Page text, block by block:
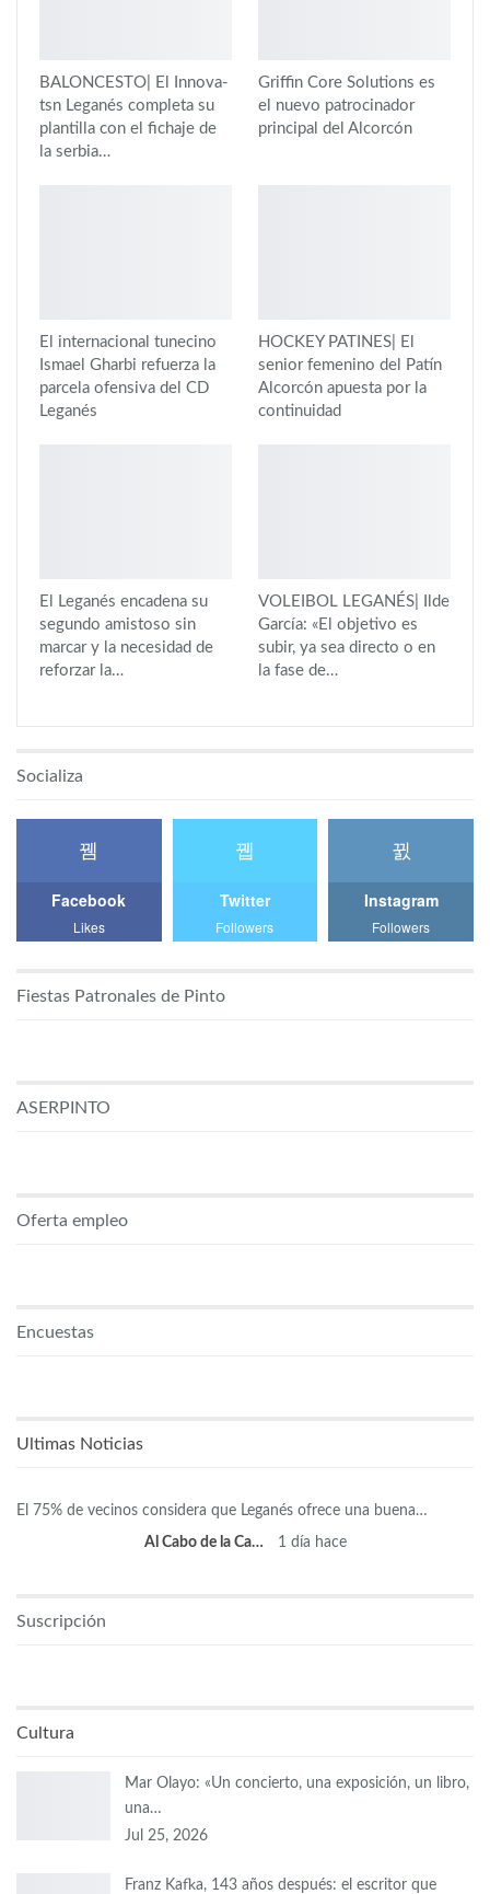
BALONCESTO| El Innova-
tsn Leganés completa su
plantilla con el fichaje de
la serbia…
Griffin Core Solutions es
el nuevo patrocinador
principal del Alcorcón
El internacional tunecino
Ismael Gharbi refuerza la
parcela ofensiva del CD
Leganés
HOCKEY PATINES| El
senior femenino del Patín
Alcorcón apuesta por la
continuidad
El Leganés encadena su
segundo amistoso sin
marcar y la necesidad de
reforzar la…
VOLEIBOL LEGANÉS| Ilde
García: «El objetivo es
subir, ya sea directo o en
la fase de…
Socializa
Facebook
Likes
Twitter
Followers
Instagram
Followers
Fiestas Patronales de Pinto
ASERPINTO
Oferta empleo
Encuestas
Ultimas Noticias
El 75% de vecinos considera que Leganés ofrece una buena…
Al Cabo de la Calle 1 día hace
Suscripción
Cultura
Mar Olayo: «Un concierto, una exposición, un libro,
una…
Jul 25, 2026
Franz Kafka, 143 años después: el escritor que